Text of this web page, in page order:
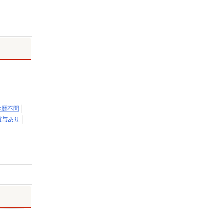
歴不問
あり